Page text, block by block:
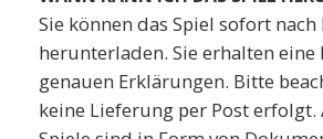
Sie können das Spiel sofort
herunterladen. Sie erhalten
genauen Erklärungen. Bitte
keine Lieferung per Post erfolgt.